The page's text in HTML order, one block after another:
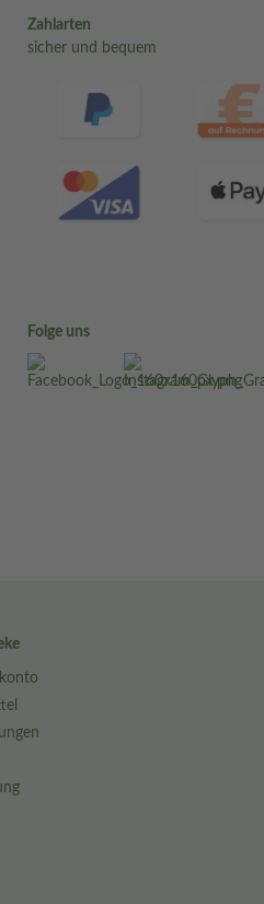
Zahlarten
sicher und bequem
Folge uns